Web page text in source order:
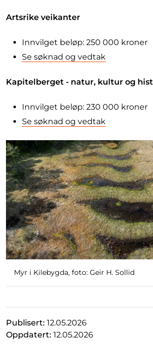
Artsrike veikanter
Innvilget beløp: 250 000 kroner
Se søknad og vedtak
Kapitelberget - natur, kultur og
Innvilget beløp: 230 000 kroner
Se søknad og vedtak
Myr i Kilebygda, foto: Geir H. Sollid
Publisert: 12.05.2026
Oppdatert: 12.05.2026